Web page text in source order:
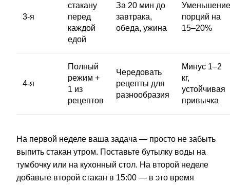
3-я
стакану
перед
каждой
едой
За 20 мин до
завтрака,
обеда, ужина
Уменьшение
порций на
15–20%
4-я
Полный
режим +
1 из
рецептов
Чередовать
рецепты для
разнообразия
Минус 1–2
кг,
устойчивая
привычка
На первой неделе ваша задача — просто не забыть
выпить стакан утром. Поставьте бутылку воды на
тумбочку или на кухонный стол. На второй неделе
добавьте второй стакан в 15:00 — в это время